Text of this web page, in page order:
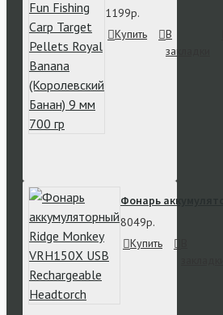
1199р.
Купить
В
закладки
Фонарь
8049р.
Купить